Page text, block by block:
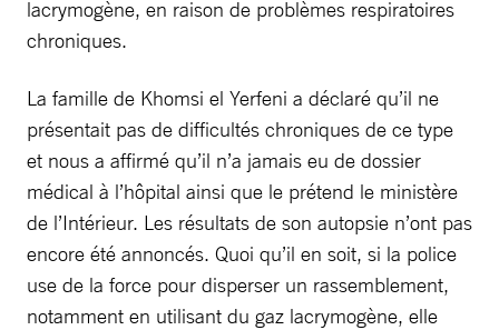
lacrymogène, en raison de problèmes respiratoires
chroniques.
La famille de Khomsi el Yerfeni a déclaré qu’il ne
présentait pas de difficultés chroniques de ce type
et nous a affirmé qu’il n’a jamais eu de dossier
médical à l’hôpital ainsi que le prétend le ministère
de l’Intérieur. Les résultats de son autopsie n’ont pas
encore été annoncés. Quoi qu’il en soit, si la police
use de la force pour disperser un rassemblement,
notamment en utilisant du gaz lacrymogène, elle